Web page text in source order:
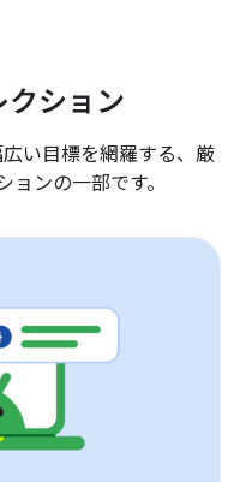
クション
い目標を網羅する、厳
ンの一部です。